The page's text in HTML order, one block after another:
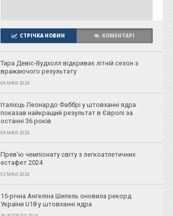
СТРІЧКА НОВИН КОМЕНТАРІ
Тара Девіс-Вудхолл відкриває літній сезон з
вражаючого результату
04 МАЯ 2024
Італієць Леонардо Фаббрі у штовханні ядра
показав найкращий результат в Європі за
останні 36 років
04 МАЯ 2024
Прев'ю чемпіонату світу з легкоатлетичних
естафет 2024
02 МАЯ 2024
15-річна Ангеліна Шепель оновила рекорд
України U18 у штовханні ядра